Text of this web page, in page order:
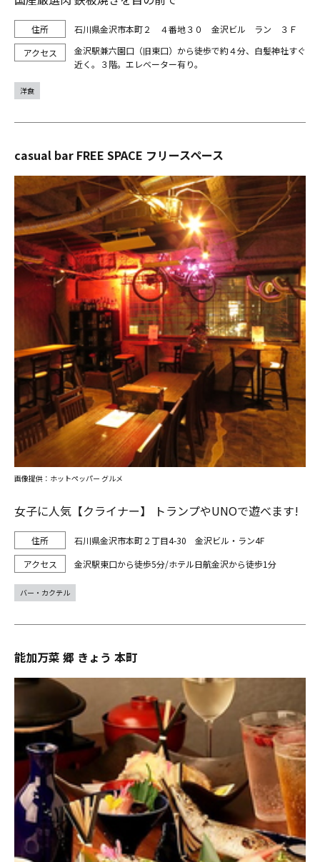
石川県金沢市本町２ ４番地３０ 金沢ビル ラン ３Ｆ
金沢駅兼六園口（旧東口）から徒歩で約４分、白髪神社すぐ
近く。３階。エレベーター有り。
洋食
casual bar FREE SPACE フリースペース
女子に人気【クライナー】 トランプやUNOで遊べます!
石川県金沢市本町２丁目4-30 金沢ビル・ラン4F
金沢駅東口から徒歩5分/ホテル日航金沢から徒歩1分
画像提供：ホットペッパー グルメ
バー・カクテル
能加万菜 郷 きょう 本町